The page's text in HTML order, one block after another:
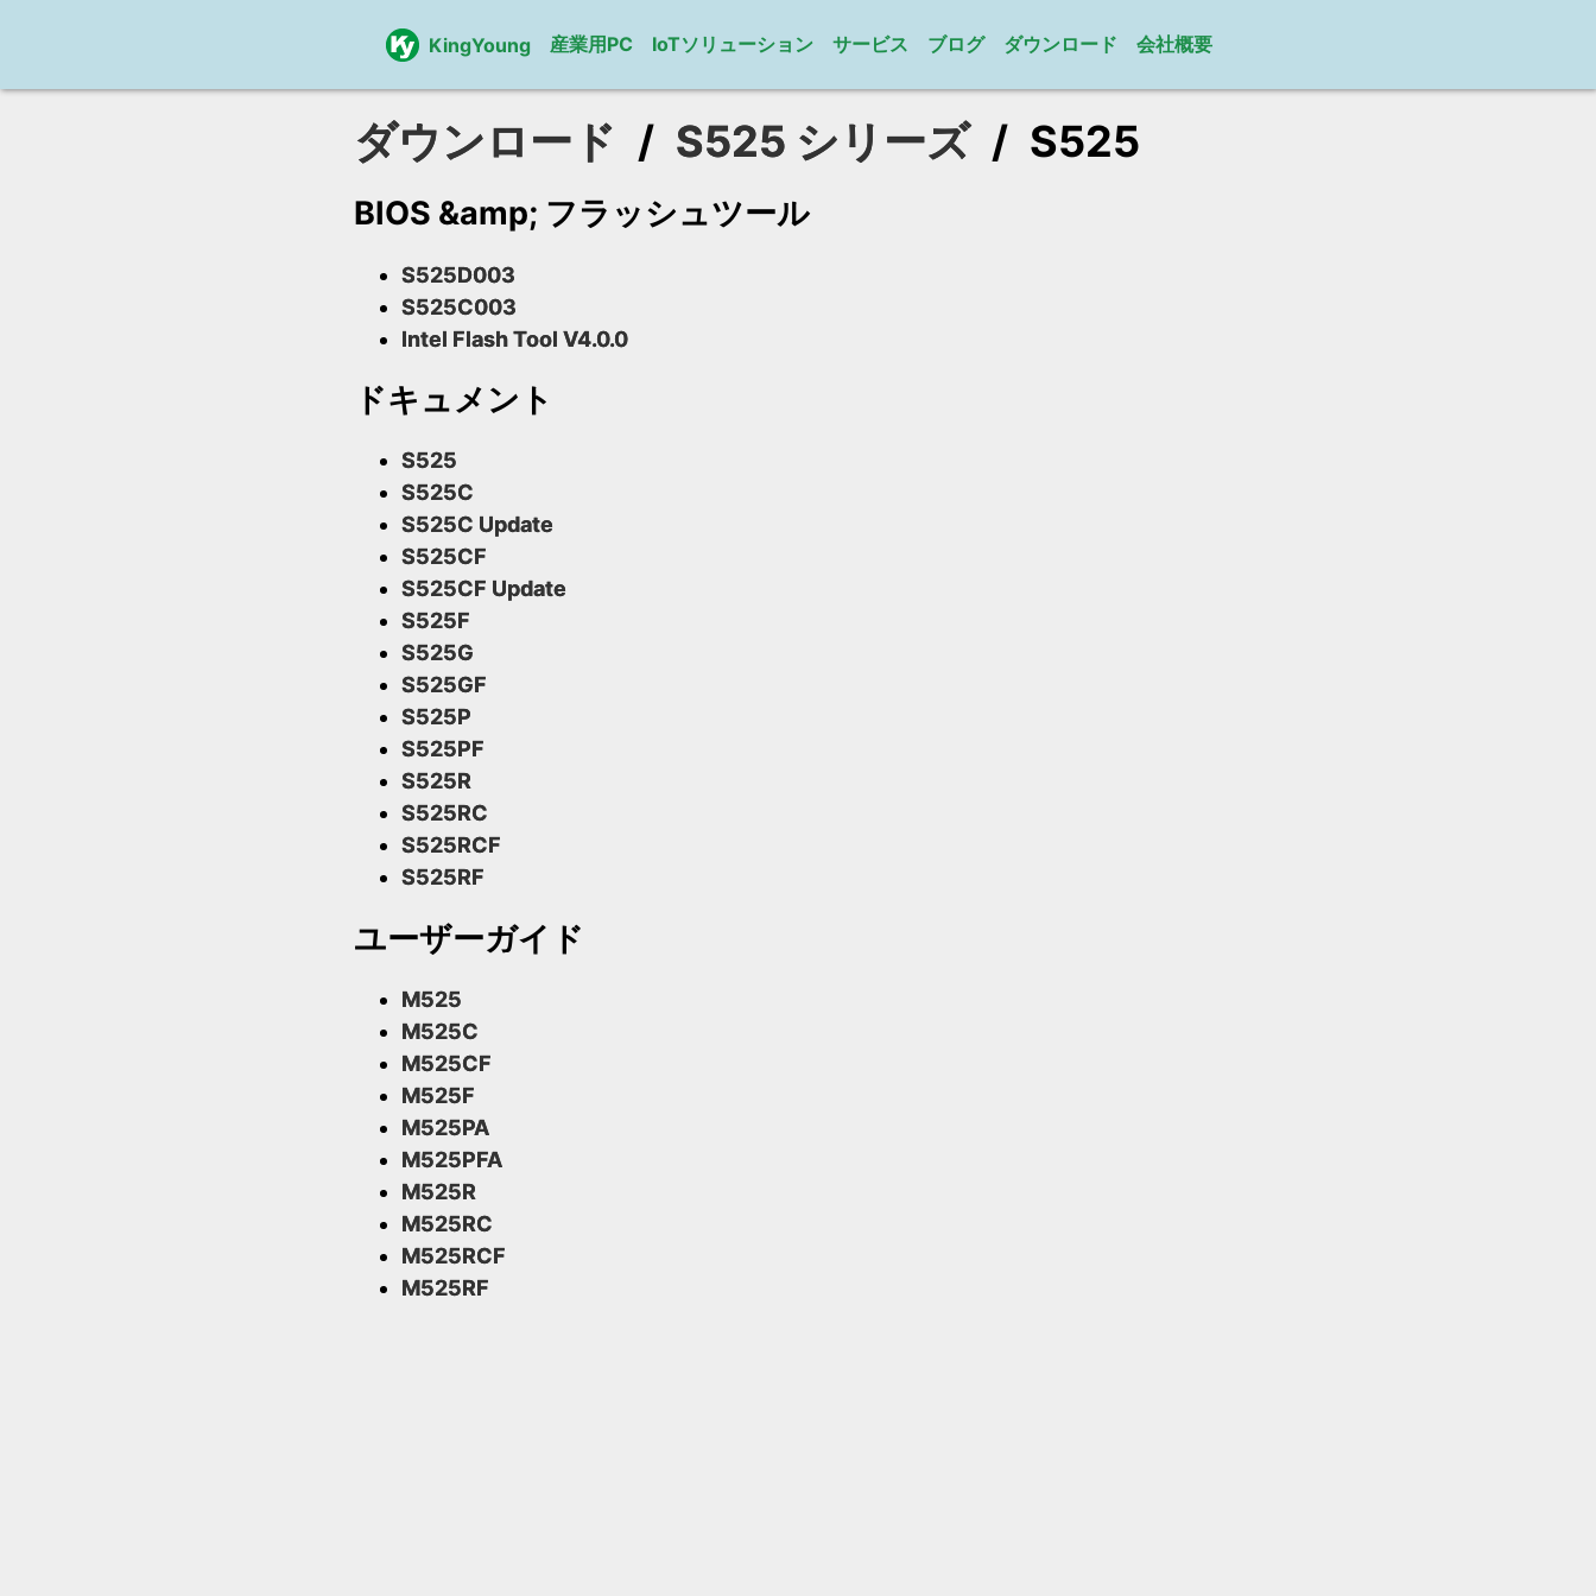
KingYoung 産業用PC IoTソリューション サービス ブログ ダウンロード 会社概要
ダウンロード / S525 シリーズ/ S525
BIOS &amp; フラッシュツール
S525D003
S525C003
Intel Flash Tool V4.0.0
ドキュメント
S525
S525C
S525C Update
S525CF
S525CF Update
S525F
S525G
S525GF
S525P
S525PF
S525R
S525RC
S525RCF
S525RF
ユーザーガイド
M525
M525C
M525CF
M525F
M525PA
M525PFA
M525R
M525RC
M525RCF
M525RF